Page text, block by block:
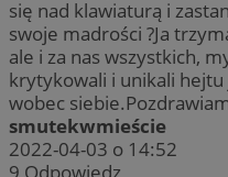
się nad klawiaturą i
swoje madrości ?Ja
ale i za nas wszystkich,
krytykowali i unikali
wobec
smutekwmieście
2022-04-03 o 14:52
9 Odpowiedz